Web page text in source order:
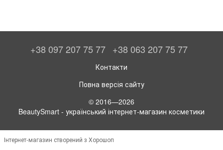
+38 097 207 75 77 +38 063 207 75 77
Контакти
Повна версія сайту
© 2016—2026
BeautySmart - український інтернет-магазин косметики
Інтернет-магазин створений з Хорошоп